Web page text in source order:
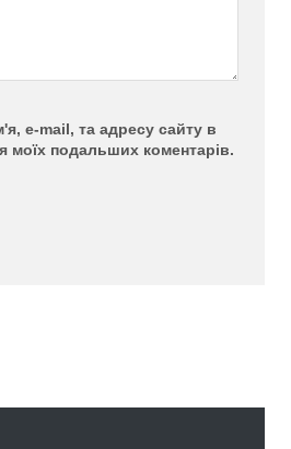
e-mail, та адресу сайту в
моїх подальших коментарів.